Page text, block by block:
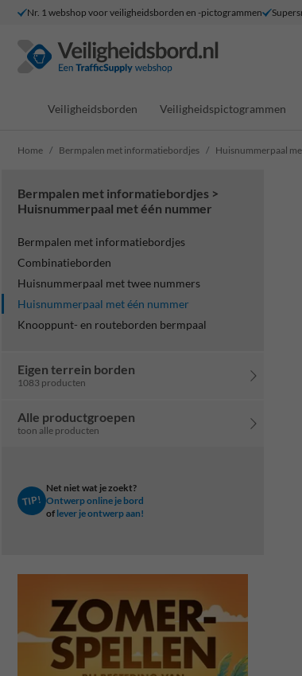
Nr. 1 webshop voor veiligheidsborden en -pictogrammen
Veiligheidsborden Veiligheidspictogrammen
Home Bermpalen met informatiebordjes Huisnummerpaal
Bermpalen met informatiebordjes >
Huisnummerpaal met één nummer
Bermpalen met informatiebordjes
Combinatieborden
Huisnummerpaal met twee nummers
Huisnummerpaal met één nummer
Knooppunt- en routeborden bermpaal
Eigen terrein borden
1083 producten
Alle productgroepen
toon alle producten
TIP!
Net niet wat je zoekt?
Ontwerp online je bord
of lever je ontwerp aan!